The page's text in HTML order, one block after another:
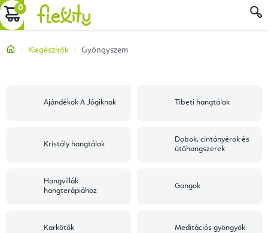
Ugrás
a
tartalomhoz
KOSÁR
Kezdőlap
Kiegészítők Gyöngyszem
Ajándékok A Jógiknak Tibeti hangtálak
Kristály hangtálak
Dobok, cintányérok és
ütőhangszerek
Hangvillák
hangterápiához
Gongok
Karkötők Meditációs gyöngyök